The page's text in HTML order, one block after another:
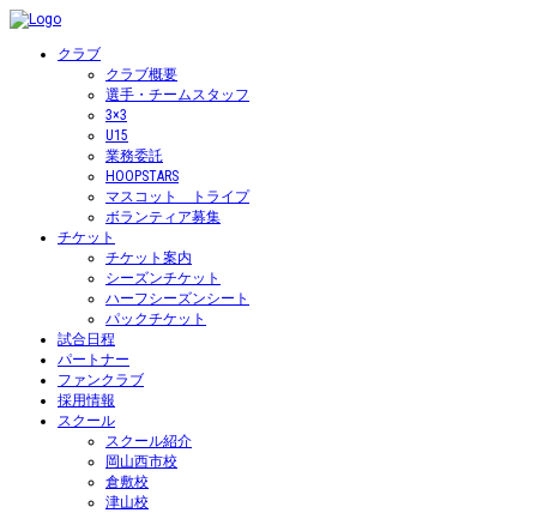
クラブ
クラブ概要
選手・チームスタッフ
3×3
U15
業務委託
HOOPSTARS
マスコット トライプ
ボランティア募集
チケット
チケット案内
シーズンチケット
ハーフシーズンシート
パックチケット
試合日程
パートナー
ファンクラブ
採用情報
スクール
スクール紹介
岡山西市校
倉敷校
津山校